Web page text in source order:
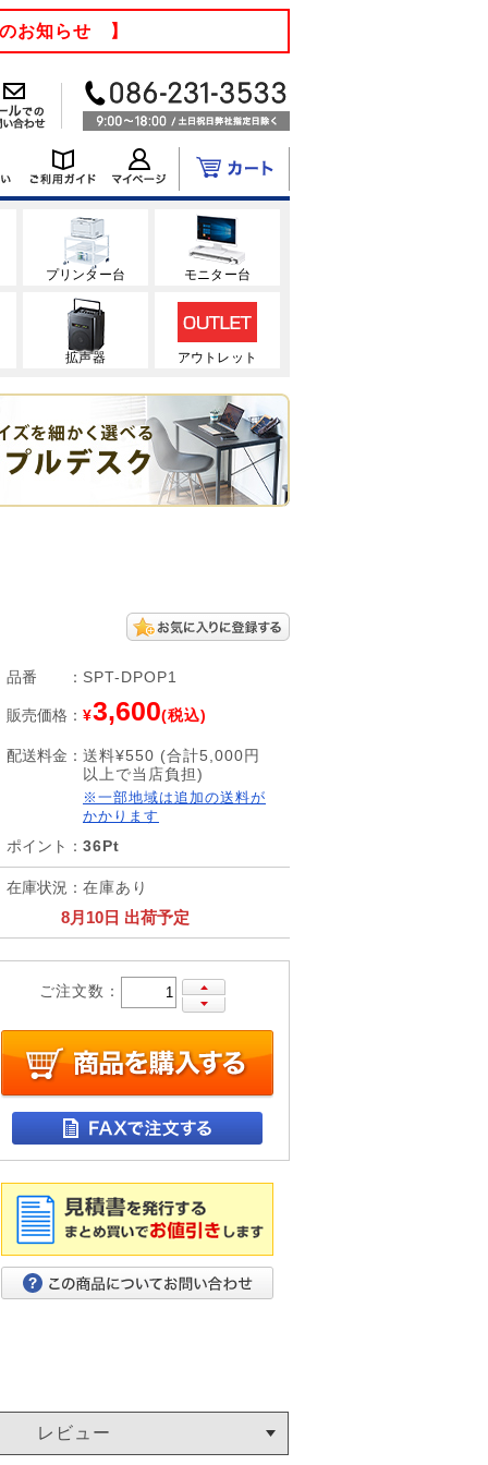
お知らせ 】
プリンター台 モニター台
拡声器 アウトレット
品番 ： SPT-DPOP1
販売価格 ： ¥3,600(税込)
配送料金 ： 送料¥550 (合計5,000円
以上で当店負担)
※一部地域は追加の送料が
かかります
ポイント ： 36Pt
在庫状況 ： 在庫あり
8月10日 出荷予定
ご注文数：
レビュー